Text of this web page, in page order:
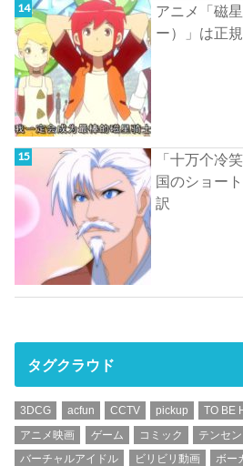
アニメ「磁
ー）」は正
「十万个冷
国のショー
訳
タグクラウド
3DCG acfun CCTV pickup TO BE
アニメ映画
ゲーム コミック テンセン
バーチャルアイドル
ビリビリ動画 ボー